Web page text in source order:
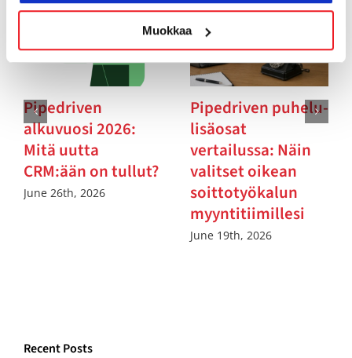
Muokkaa
Pipedriven
alkuvuosi 2026:
Mitä uutta
CRM:ään on tullut?
June 26th, 2026
Pipedriven puhelu-
lisäosat
vertailussa: Näin
valitset oikean
soittotyökalun
myyntitiimillesi
June 19th, 2026
Recent Posts